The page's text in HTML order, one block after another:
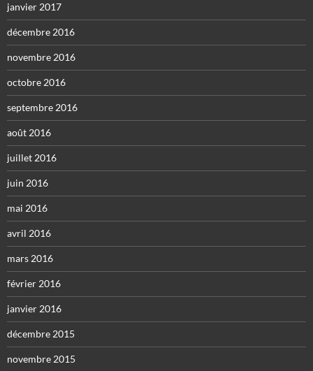
janvier 2017
décembre 2016
novembre 2016
octobre 2016
septembre 2016
août 2016
juillet 2016
juin 2016
mai 2016
avril 2016
mars 2016
février 2016
janvier 2016
décembre 2015
novembre 2015